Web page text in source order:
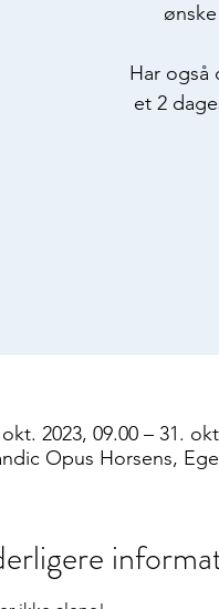
Har også
et 2
2023, 09.00 – 31.
Opus Horsens,